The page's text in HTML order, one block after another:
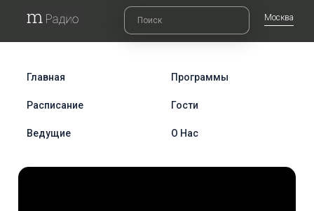
Москва
Главная Программы
Расписание Гости
Ведущие О Нас